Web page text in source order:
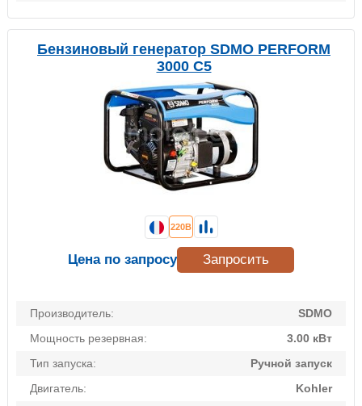
Бензиновый генератор SDMO PERFORM
3000 C5
Производитель:
SDMO
Мощность резервная:
3.00 кВт
Тип запуска:
Ручной запуск
Двигатель:
Kohler
220В
Цена по запросу Запросить